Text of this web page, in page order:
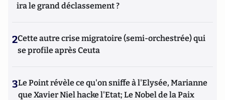
ira le grand déclassement ?
2Cette autre crise migratoire (semi-orchestrée) qui
se profile après Ceuta
3Le Point révèle ce qu'on sniffe à l'Elysée, Marianne
que Xavier Niel hacke l'Etat; Le Nobel de la Paix